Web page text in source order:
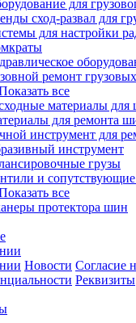
для
сход-развал для
для настройки
ремонт
все
материалы
для ремонта
инструмент для
инструмент
грузы
и
все
протектора шин
Новости Согласие
Реквизиты